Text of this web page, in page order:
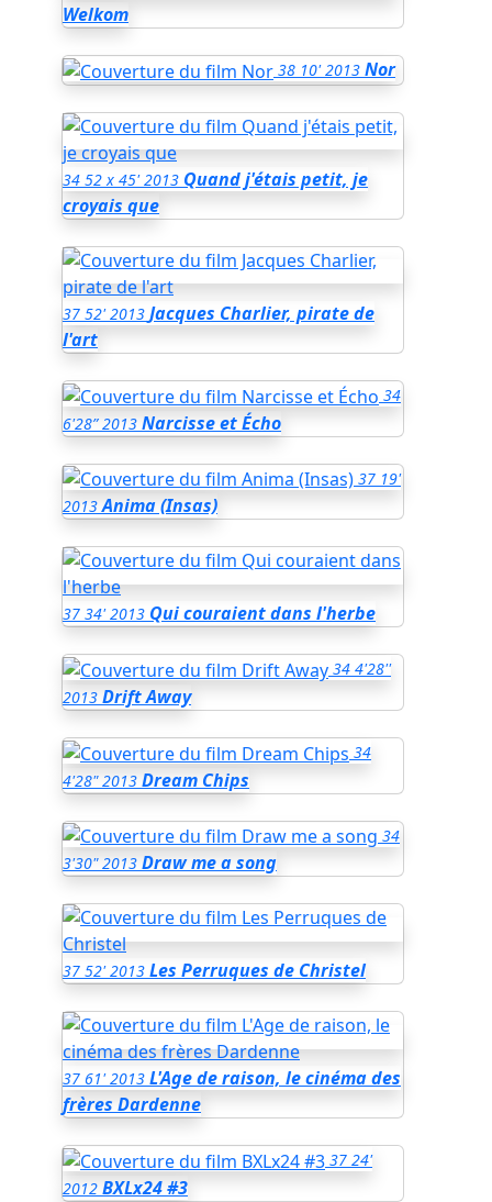
Welkom
38 10' 2013 Nor
34 52 x 45' 2013 Quand j'étais petit, je
croyais que
37 52' 2013 Jacques Charlier, pirate de
l'art
34
6'28” 2013 Narcisse et Écho
37 19'
2013 Anima (Insas)
37 34' 2013 Qui couraient dans l'herbe
34 4'28''
2013 Drift Away
34
4'28" 2013 Dream Chips
34
3'30" 2013 Draw me a song
37 52' 2013 Les Perruques de Christel
37 61' 2013 L'Age de raison, le cinéma des
frères Dardenne
37 24'
2012 BXLx24 #3